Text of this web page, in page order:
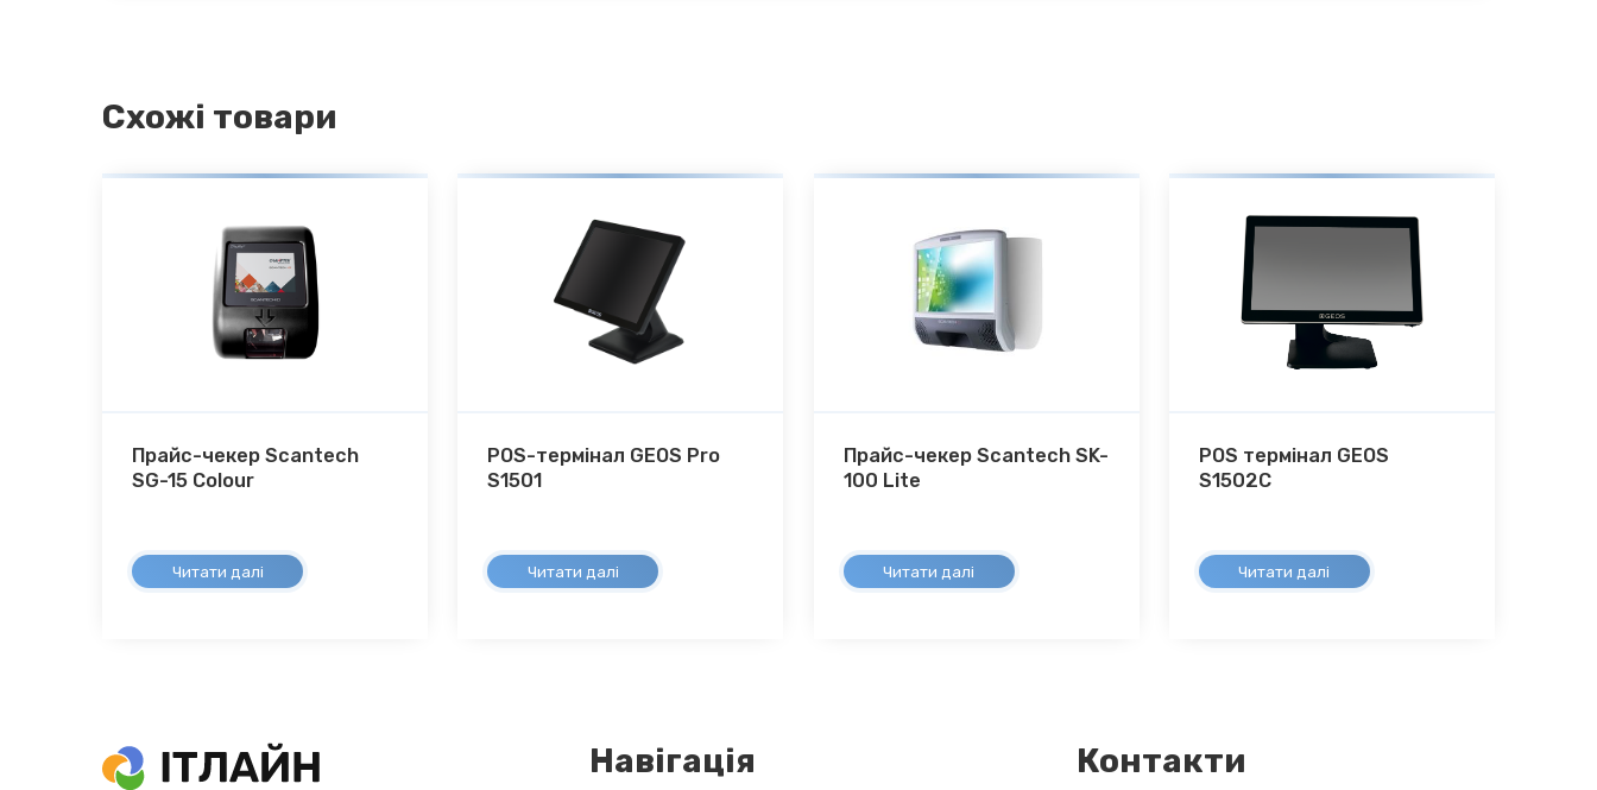
Схожі товари
Прайс-чекер Scantech
SG-15 Colour
Читати далі
POS-термінал GEOS Pro
S1501
Читати далі
Прайс-чекер Scantech SK-
100 Lite
Читати далі
POS термінал GEOS
S1502C
Читати далі
Навігація Контакти